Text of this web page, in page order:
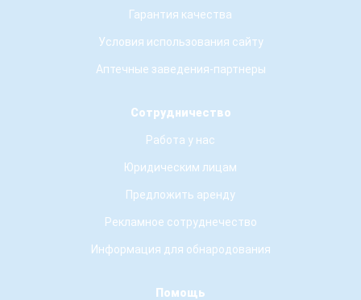
Гарантия качества
Условия использования сайту
Аптечные заведения-партнеры
Сотрудничество
Работа у нас
Юридическим лицам
Предложить аренду
Рекламное сотруднечество
Информация для обнародования
Помощь